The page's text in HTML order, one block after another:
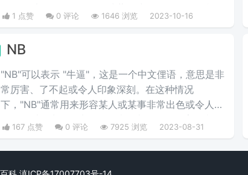
人格切换对付千年眼的心灵扫描）。所以意味着他们
1 点赞 0 评论 1646 浏览 2023-10-16
NB
"NB"可以表示 "牛逼"，这是一个中文俚语，意思是非
常厉害、了不起或令人印象深刻。在这种情况
下，"NB"通常用来形容某人或某事非常出色或令人赞
思，这也是最常用的意思。
167 点赞 0 评论 7925 浏览 2023-08-31